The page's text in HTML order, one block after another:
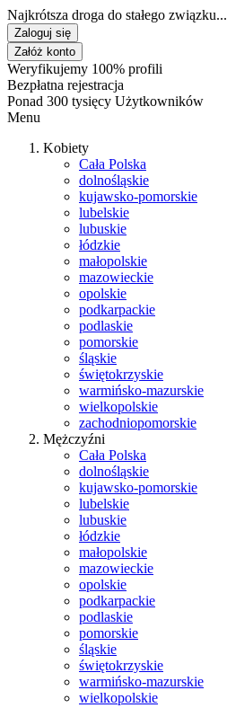
Najkrótsza droga do stałego związku...
Zaloguj się
Załóż konto
Weryfikujemy 100% profili
Bezpłatna rejestracja
Ponad 300 tysięcy Użytkowników
Menu
Kobiety
Cała Polska
dolnośląskie
kujawsko-pomorskie
lubelskie
lubuskie
łódzkie
małopolskie
mazowieckie
opolskie
podkarpackie
podlaskie
pomorskie
śląskie
świętokrzyskie
warmińsko-mazurskie
wielkopolskie
zachodniopomorskie
Mężczyźni
Cała Polska
dolnośląskie
kujawsko-pomorskie
lubelskie
lubuskie
łódzkie
małopolskie
mazowieckie
opolskie
podkarpackie
podlaskie
pomorskie
śląskie
świętokrzyskie
warmińsko-mazurskie
wielkopolskie